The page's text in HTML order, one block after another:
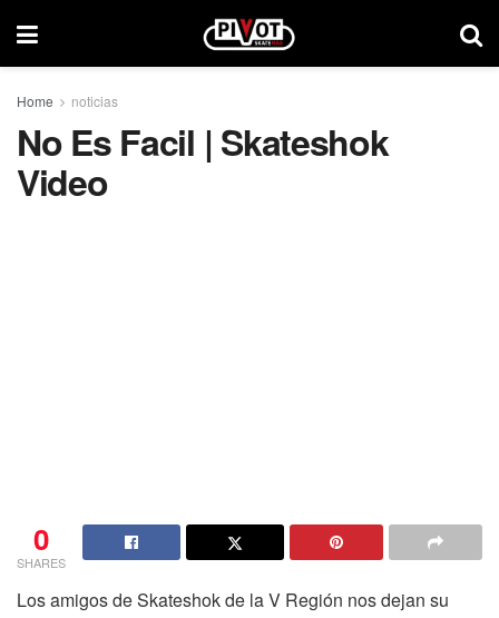
Home noticias
No Es Facil | Skateshok
Video
0
SHARES
Los amigos de Skateshok de la V Región nos dejan su